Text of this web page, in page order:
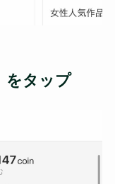
をタップ